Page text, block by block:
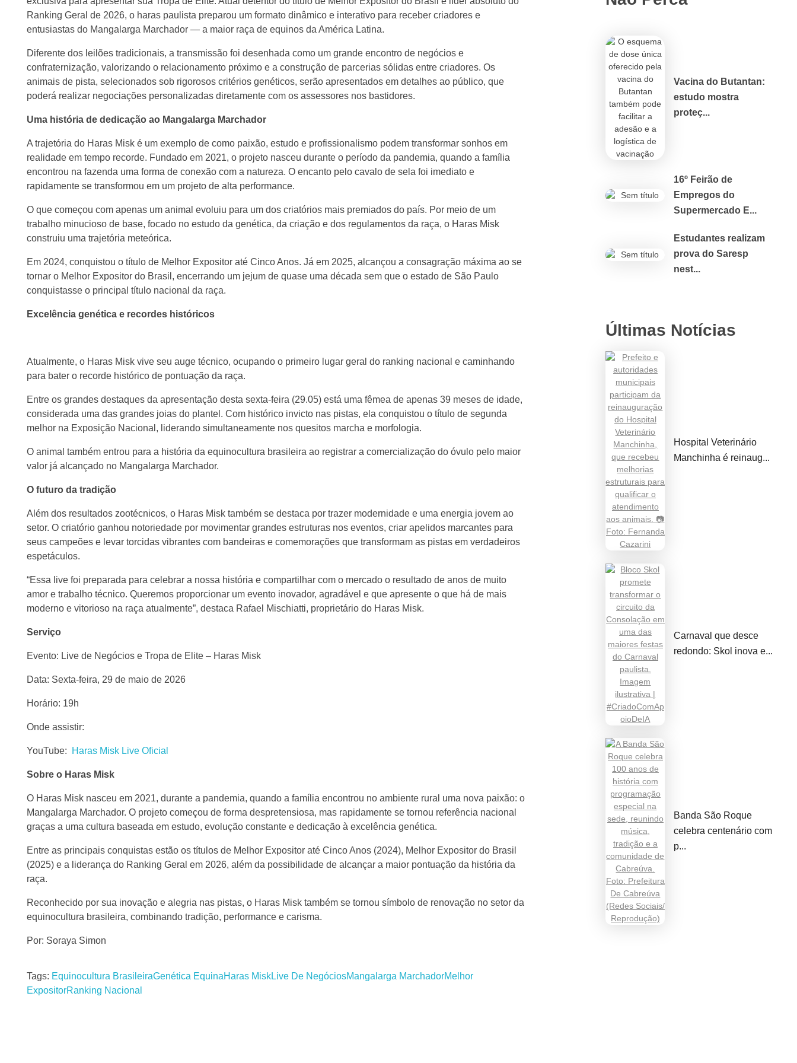
Ranking Geral de 2026, o haras paulista preparou um formato dinâmico e interativo para receber criadores e
entusiastas do Mangalarga Marchador — a maior raça de equinos da América Latina.
Diferente dos leilões tradicionais, a transmissão foi desenhada como um grande encontro de negócios e
confraternização, valorizando o relacionamento próximo e a construção de parcerias sólidas entre criadores. Os
animais de pista, selecionados sob rigorosos critérios genéticos, serão apresentados em detalhes ao público, que
poderá realizar negociações personalizadas diretamente com os assessores nos bastidores.
Uma história de dedicação ao Mangalarga Marchador
A trajetória do Haras Misk é um exemplo de como paixão, estudo e profissionalismo podem transformar sonhos em
realidade em tempo recorde. Fundado em 2021, o projeto nasceu durante o período da pandemia, quando a família
encontrou na fazenda uma forma de conexão com a natureza. O encanto pelo cavalo de sela foi imediato e
rapidamente se transformou em um projeto de alta performance.
O que começou com apenas um animal evoluiu para um dos criatórios mais premiados do país. Por meio de um
trabalho minucioso de base, focado no estudo da genética, da criação e dos regulamentos da raça, o Haras Misk
construiu uma trajetória meteórica.
Em 2024, conquistou o título de Melhor Expositor até Cinco Anos. Já em 2025, alcançou a consagração máxima ao se
tornar o Melhor Expositor do Brasil, encerrando um jejum de quase uma década sem que o estado de São Paulo
conquistasse o principal título nacional da raça.
Excelência genética e recordes históricos
Atualmente, o Haras Misk vive seu auge técnico, ocupando o primeiro lugar geral do ranking nacional e caminhando
para bater o recorde histórico de pontuação da raça.
Entre os grandes destaques da apresentação desta sexta-feira (29.05) está uma fêmea de apenas 39 meses de idade,
considerada uma das grandes joias do plantel. Com histórico invicto nas pistas, ela conquistou o título de segunda
melhor na Exposição Nacional, liderando simultaneamente nos quesitos marcha e morfologia.
O animal também entrou para a história da equinocultura brasileira ao registrar a comercialização do óvulo pelo maior
valor já alcançado no Mangalarga Marchador.
O futuro da tradição
Além dos resultados zootécnicos, o Haras Misk também se destaca por trazer modernidade e uma energia jovem ao
setor. O criatório ganhou notoriedade por movimentar grandes estruturas nos eventos, criar apelidos marcantes para
seus campeões e levar torcidas vibrantes com bandeiras e comemorações que transformam as pistas em verdadeiros
espetáculos.
“Essa live foi preparada para celebrar a nossa história e compartilhar com o mercado o resultado de anos de muito
amor e trabalho técnico. Queremos proporcionar um evento inovador, agradável e que apresente o que há de mais
moderno e vitorioso na raça atualmente”, destaca Rafael Mischiatti, proprietário do Haras Misk.
Serviço
Evento: Live de Negócios e Tropa de Elite – Haras Misk
Data: Sexta-feira, 29 de maio de 2026
Horário: 19h
Onde assistir:
YouTube: Haras Misk Live Oficial
Sobre o Haras Misk
O Haras Misk nasceu em 2021, durante a pandemia, quando a família encontrou no ambiente rural uma nova paixão: o
Mangalarga Marchador. O projeto começou de forma despretensiosa, mas rapidamente se tornou referência nacional
graças a uma cultura baseada em estudo, evolução constante e dedicação à excelência genética.
Entre as principais conquistas estão os títulos de Melhor Expositor até Cinco Anos (2024), Melhor Expositor do Brasil
(2025) e a liderança do Ranking Geral em 2026, além da possibilidade de alcançar a maior pontuação da história da
raça.
Reconhecido por sua inovação e alegria nas pistas, o Haras Misk também se tornou símbolo de renovação no setor da
equinocultura brasileira, combinando tradição, performance e carisma.
Por: Soraya Simon
Tags: Equinocultura BrasileiraGenética EquinaHaras MiskLive De NegóciosMangalarga MarchadorMelhor
ExpositorRanking Nacional
Vacina do Butantan:
estudo mostra
proteç...
16º Feirão de
Empregos do
Supermercado E...
Estudantes realizam
prova do Saresp
nest...
Últimas Notícias
Hospital Veterinário
Manchinha é reinaug...
Carnaval que desce
redondo: Skol inova e...
Banda São Roque
celebra centenário com
p...